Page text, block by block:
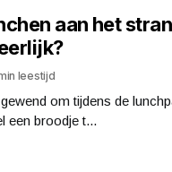
aan het
leestijd
om tijdens de
een broodje t...